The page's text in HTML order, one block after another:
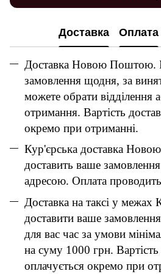
Доставка Оплата
Доставка Новою Поштою.
замовлення щодня, за
можете обрати відділення
отримання. Вартість
окремо при отриманні.
Кур'єрська доставка
доставить ваше
адресою. Оплата
Доставка на таксі у
доставити ваше
для вас час за умови
на суму 1000 грн.
оплачується окремо при